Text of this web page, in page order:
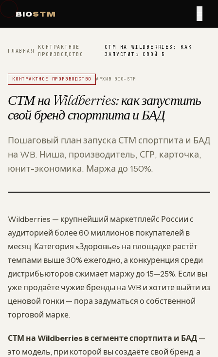
BIOSTM
ГЛАВНАЯ—
КОНТРАКТНОЕ
ПРОИЗВОДСТВО
—
СТМ НА WILDBERRIES: КАК
ЗАПУСТИТЬ СВОЙ Б
КОНТРАКТНОЕ ПРОИЗВОДСТВО АРХИВ BIO-STM
СТМ на Wildberries: как запустить
свой бренд спортпита и БАД
Пошаговый план запуска СТМ спортпита и БАД
на WB. Ниша, производитель, СГР, карточка,
юнит-экономика. Маржа до 150%.
Wildberries — крупнейший маркетплейс России с
аудиторией более 60 миллионов покупателей в
месяц. Категория «Здоровье» на площадке растёт
темпами выше 30% ежегодно, а конкуренция среди
дистрибьюторов сжимает маржу до 15—25%. Если вы
уже продаёте чужие бренды на WB и хотите выйти из
ценовой гонки — пора задуматься о собственной
торговой марке.
СТМ на Wildberries в сегменте спортпита и БАД —
это модель, при которой вы создаёте свой бренд, а